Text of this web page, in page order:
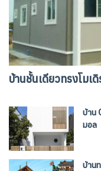
บ้านชั้นเดียวทรงโม
บ้าน
มอล
บ้าน